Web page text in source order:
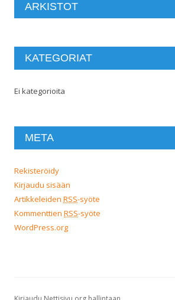
ARKISTOT
KATEGORIAT
Ei kategorioita
META
Rekisteröidy
Kirjaudu sisään
Artikkeleiden RSS-syöte
Kommenttien RSS-syöte
WordPress.org